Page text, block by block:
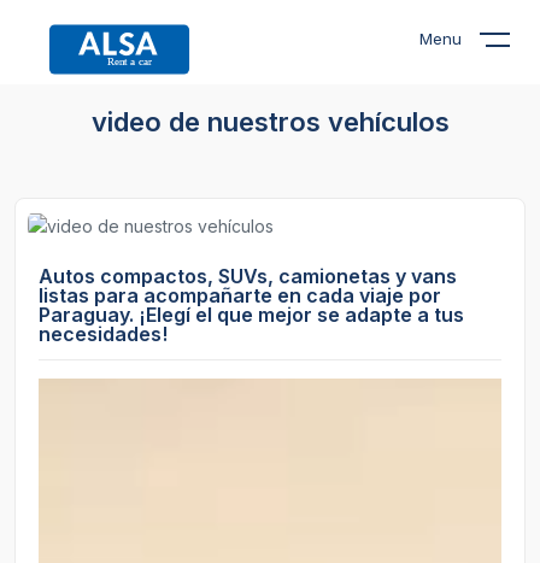
Menu
video de nuestros vehículos
Autos compactos, SUVs, camionetas y vans
listas para acompañarte en cada viaje por
Paraguay. ¡Elegí el que mejor se adapte a tus
necesidades!